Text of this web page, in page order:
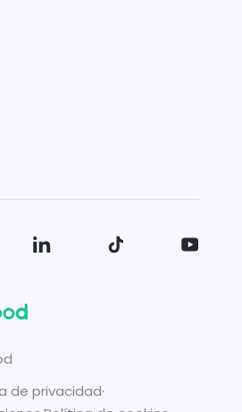
de privacidad·